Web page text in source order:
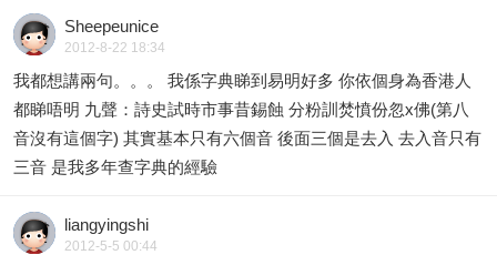
Sheepeunice
2012-8-22 18:34
我都想講兩句。。。 我係字典睇到易明好多 你依個身為香港人
都睇唔明 九聲：詩史試時市事昔錫蝕 分粉訓焚憤份忽x佛(第八
音沒有這個字) 其實基本只有六個音 後面三個是去入 去入音只有
三音 是我多年查字典的經驗
liangyingshi
2012-5-5 00:44